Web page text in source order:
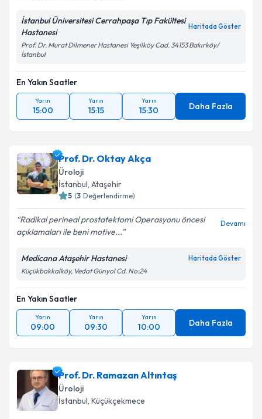
İstanbul Üniversitesi Cerrahpaşa Tıp Fakültesi
Hastanesi
Haritada Göster
Prof. Dr. Murat Dilmener Hastanesi Yeşilköy Cad. 34153 Bakırköy/
İstanbul
En Yakın Saatler
Yarın
15:00
Yarın
15:15
Yarın
15:30 Daha Fazla
Prof. Dr. Oktay Akça
Üroloji
İstanbul, Ataşehir
5 (3 Değerlendirme)
Radikal perineal prostatektomi Operasyonu öncesi
açıklamaları ile beni motive...
Devamı
Medicana Ataşehir Hastanesi Haritada Göster
Küçükbakkalköy, Vedat Günyol Cd. No:24
En Yakın Saatler
Yarın
09:00
Yarın
09:30
Yarın
10:00 Daha Fazla
Prof. Dr. Ramazan Altıntaş
Üroloji
İstanbul, Küçükçekmece